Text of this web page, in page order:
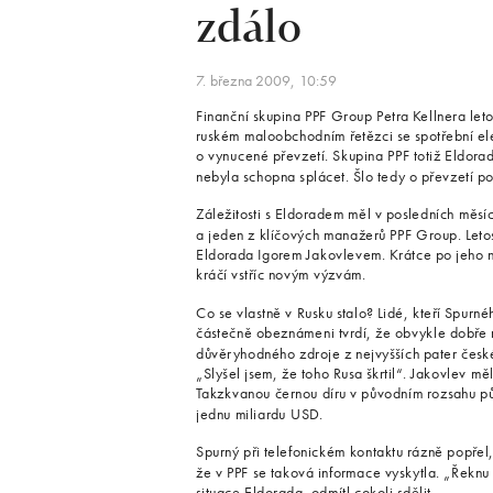
zdálo
7. března 2009, 10:59
Finanční skupina PPF Group Petra Kellnera
ruském maloobchodním řetězci se spotřební
o vynucené převzetí. Skupina PPF totiž
nebyla schopna splácet. Šlo tedy o převzetí
Záležitosti s Eldoradem měl v posledních
a jeden z klíčových manažerů PPF Group.
Eldorada Igorem Jakovlevem. Krátce po jeho
kráčí vstříc novým výzvám.
Co se vlastně v Rusku stalo? Lidé, kteří
částečně obeznámeni tvrdí, že obvykle
důvěryhodného zdroje z nejvyšších pater
„Slyšel jsem, že toho Rusa škrtil“. Jakovlev
Takzkvanou černou díru v původním rozsahu
jednu miliardu USD.
Spurný při telefonickém kontaktu rázně
že v PPF se taková informace vyskytla.